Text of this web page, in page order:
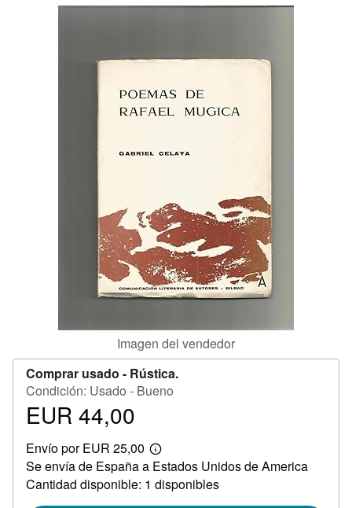
Libros antiguos
Imagen del vendedor
Comprar usado - Rústica.
Condición: Usado - Bueno
Precio
44,00
EUR 44,00
Envío por EUR 25,00
Más
información
sobre
las
Se envía de España a Estados Unidos de America
Cantidad disponible: 1 disponibles